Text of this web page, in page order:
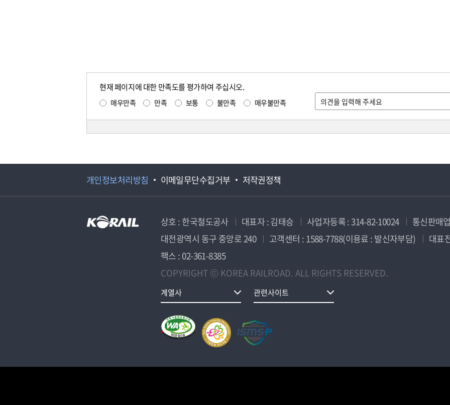
현재 페이지에 대한 만족도를 평가하여 주십시오.
매우만족 만족 보통 불만족 매우불만족
개인정보처리방침 이메일무단수집거부 저작권정책
상호 : 한국철도공사 대표자 : 김태승 사업자등록 : 314-82-10024
통신판매
대전광역시 동구 중앙로 240
고객센터 : 1588-7788(이용료 : 발신자부담)
대표
팩스 : 02-361-8385
COPYRIGHT ⓒ KOREA RAILROAD. ALL RIGHTS RESERVED.
계열사 관련사이트